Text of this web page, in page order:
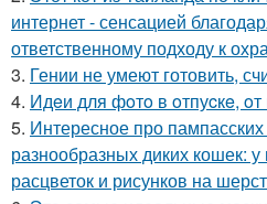
интернет - сенсацией
ответственному подходу к
3. Гении не умеют готовить,
4. Идeи для фoтo в oтпуcкe,
5. Интересное про
разнообразных диких кошек:
расцветок и рисунков на